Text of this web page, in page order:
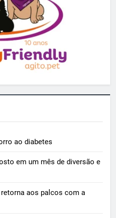
ao diabetes
em um mês de diversão e
retorna aos palcos com a